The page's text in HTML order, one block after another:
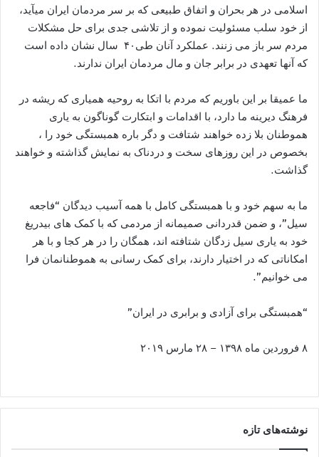
اسلامی در هر بحران و اتفاق طبیعی که بر سر مردمان ایران میآید،
از خود سلب مسئولیت نموده و از تلاشی جدی برای حل مشکلات
مردم سر باز می زنند. عملکرد آنان طی۴۰ سال نشان داده است
که آنها تعهدی در برابر جان و مال مردمان ایران ندارند.
ما عمیقا بر این باوریم که مردم با اتکا به روحیه همیاری که ریشه در
فرهنگ دیرینه ما دارد، با اقدامات و ابتکارت گوناگون به یاری
هموطنان بلا زده خواهند شتافت و دگر باره همبستگی خود را ،
بخصوص در این روزهای سخت و دردناک به نمایش گذاشته و خواهند
گذاشت.
ما به سهم خود و با همبستگی کامل با همه آسیب دیدگان “فاجعه
سیل”، و ضمن قدردانی صمیمانه از مردمی که با کمک های بیدریغ
خود به یاری سیل زدگان شتافته اند، همگان را در هر کجا و با هر
امکاناتی که در اختیار دارند، برای کمک رسانی به هموطنانمان فرا
می خوانیم”.
“همبستگی برای آزادی و برابری در ایران”
۸ فروردین ماه ۱۳۹۸ – ۲۸ مارس ۲۰۱۹
نوشته‌های تازه